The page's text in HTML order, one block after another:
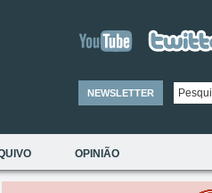
NEWSLETTER
OPINIÃO